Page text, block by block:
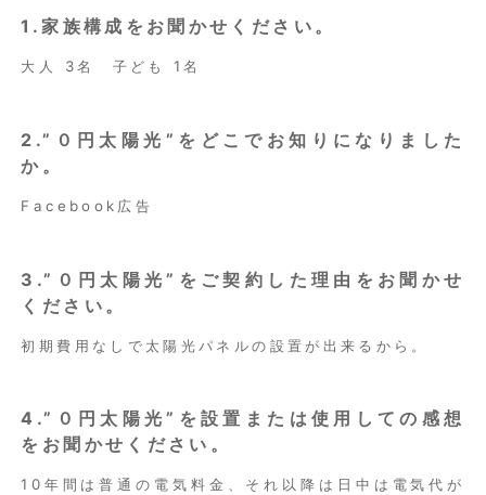
1.家族構成をお聞かせください。
大人 3名 子ども 1名
2.”０円太陽光”をどこでお知りになりました
か。
Facebook広告
3.”０円太陽光”をご契約した理由をお聞かせ
ください。
初期費用なしで太陽光パネルの設置が出来るから。
4.”０円太陽光”を設置または使用しての感想
をお聞かせください。
10年間は普通の電気料金、それ以降は日中は電気代が